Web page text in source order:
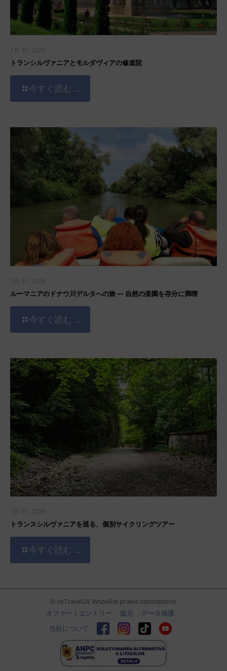
7月 31, 2026
トランシルヴァニアとモルダヴィアの修道院
今すぐ読む ...
7月 31, 2026
ルーマニアのドナウ川デルタへの旅 ― 自然の楽園を存分に満喫
今すぐ読む ...
7月 31, 2026
トランスシルヴァニアを巡る、個別サイクリングツアー
今すぐ読む ...
© roTravel24. Wszelkie prawa zastrzeżone.
オファー | エントリー
版元
データ保護
当社について